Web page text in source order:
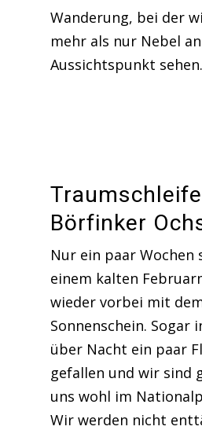
Wanderung, bei der
mehr als nur Nebel
Aussichtspunkt sehen.
Traumschleife
Börfinker
Nur ein paar Wochen
einem kalten
wieder vorbei mit
Sonnenschein. Sogar
über Nacht ein paar
gefallen und wir sind
uns wohl im
Wir werden nicht